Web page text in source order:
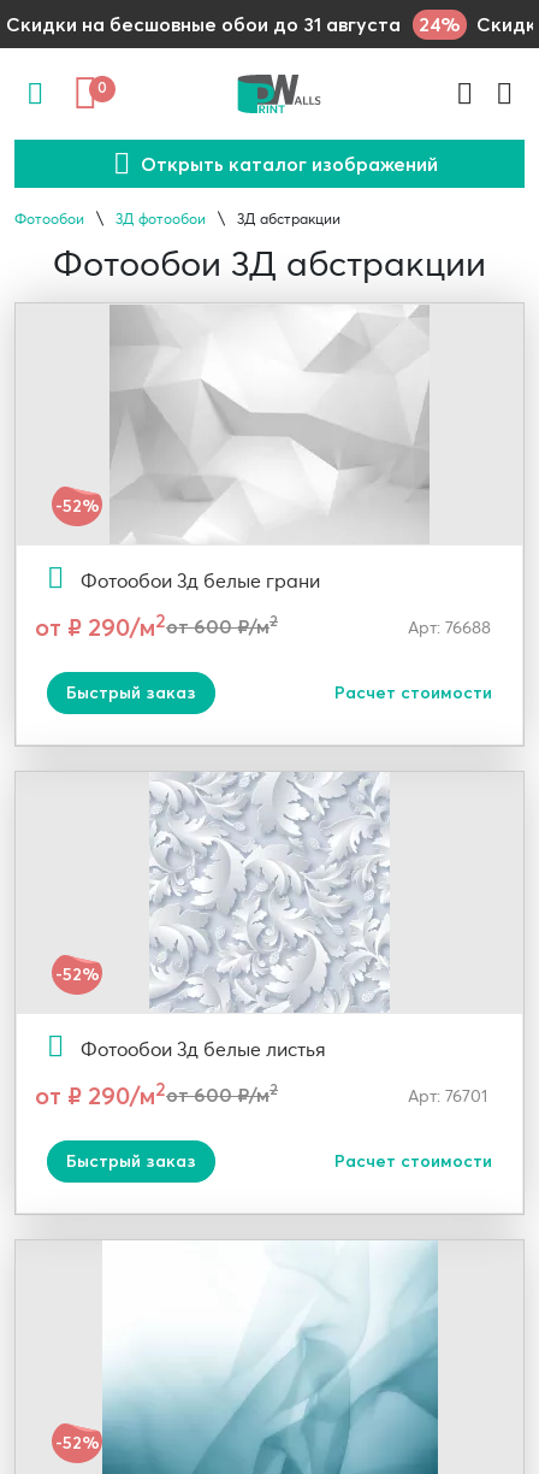
Скидки на бесшовные обои до 31 августа 24%
0
Открыть каталог изображений
Фотообои 3Д фотообои 3Д абстракции
Фотообои 3Д абстракции
-52%
Фотообои 3д белые грани
от ₽ 290/м2от 600 ₽/м2 Арт: 76688
Быстрый заказ Расчет стоимости
-52%
Фотообои 3д белые листья
от ₽ 290/м2от 600 ₽/м2 Арт: 76701
Быстрый заказ Расчет стоимости
-52%